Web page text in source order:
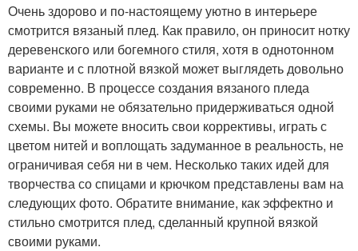
Очень здорово и по-настоящему уютно в интерьере
смотрится вязаный плед. Как правило, он приносит нотку
деревенского или богемного стиля, хотя в однотонном
варианте и с плотной вязкой может выглядеть довольно
современно. В процессе создания вязаного пледа
своими руками не обязательно придерживаться одной
схемы. Вы можете вносить свои коррективы, играть с
цветом нитей и воплощать задуманное в реальность, не
ограничивая себя ни в чем. Несколько таких идей для
творчества со спицами и крючком представлены вам на
следующих фото. Обратите внимание, как эффектно и
стильно смотрится плед, сделанный крупной вязкой
своими руками.